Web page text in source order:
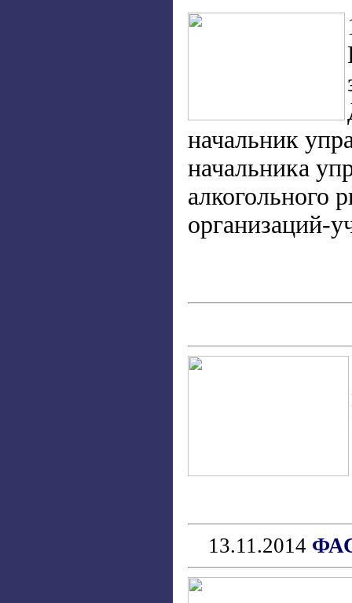
начальник
начальника
алкогольного
организаций-
13.11.2014 ФАС